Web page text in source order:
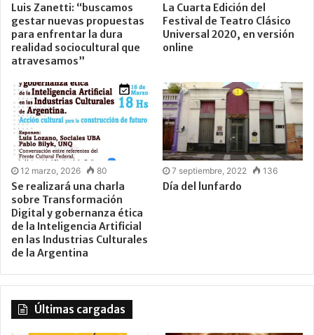
Luis Zanetti: “buscamos
gestar nuevas propuestas
para enfrentar la dura
realidad sociocultural que
atravesamos”
La Cuarta Edición del
Festival de Teatro Clásico
Universal 2020, en versión
online
12 marzo, 2026 80
Se realizará una charla
sobre Transformación
Digital y gobernanza ética
de la Inteligencia Artificial
en las Industrias Culturales
de la Argentina
7 septiembre, 2022 136
Día del lunfardo
Últimas cargadas